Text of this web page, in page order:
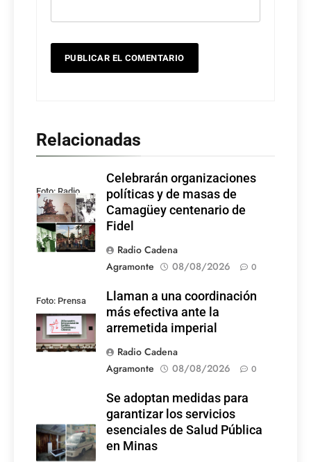
Relacionadas
Foto: Radio
Rebelde
Celebrarán organizaciones
políticas y de masas de
Camagüey centenario de
Fidel
Radio Cadena
Agramonte
08/08/2026 0
Foto: Prensa
Latina
Llaman a una coordinación
más efectiva ante la
arremetida imperial
Radio Cadena
Agramonte
08/08/2026 0
Se adoptan medidas para
garantizar los servicios
esenciales de Salud Pública
en Minas